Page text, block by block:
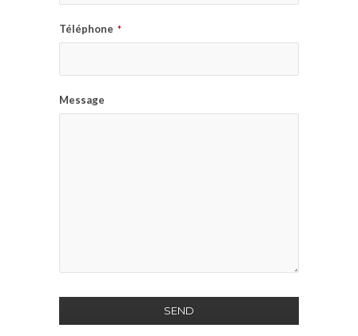
Téléphone *
Message
SEND